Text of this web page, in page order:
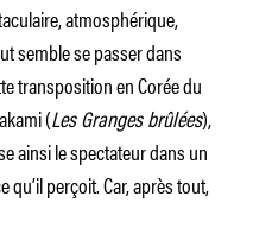
atmosphérique,
semble se passer dans
transposition en Corée du
(Les Granges brûlées),
ainsi le spectateur dans un
qu’il perçoit. Car, après tout,